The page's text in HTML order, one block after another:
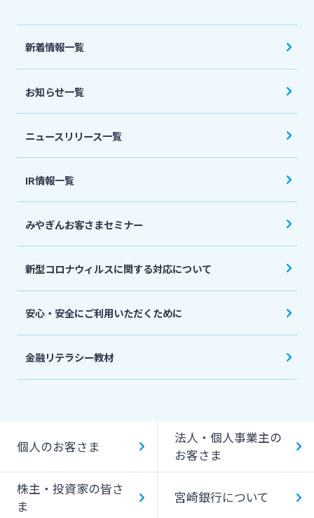
株主・投資家の皆さま
ニュースリリース一覧
採用情報
新着情報一覧
お知らせ一覧
ニュースリリース一覧
IR情報一覧
みやぎんお客さまセミナー
新型コロナウィルスに関する対応について
安心・安全にご利用いただくために
金融リテラシー教材
個人のお客さま
法人・個人事業主の
お客さま
株主・投資家の皆さ
ま
宮崎銀行について